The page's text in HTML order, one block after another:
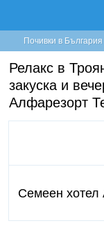
Почивки в България
Релакс в
закуска и
Алфарезорт
Семеен